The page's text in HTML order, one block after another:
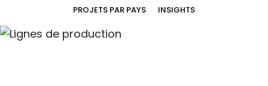
PROJETS PAR PAYS
INSIGHTS